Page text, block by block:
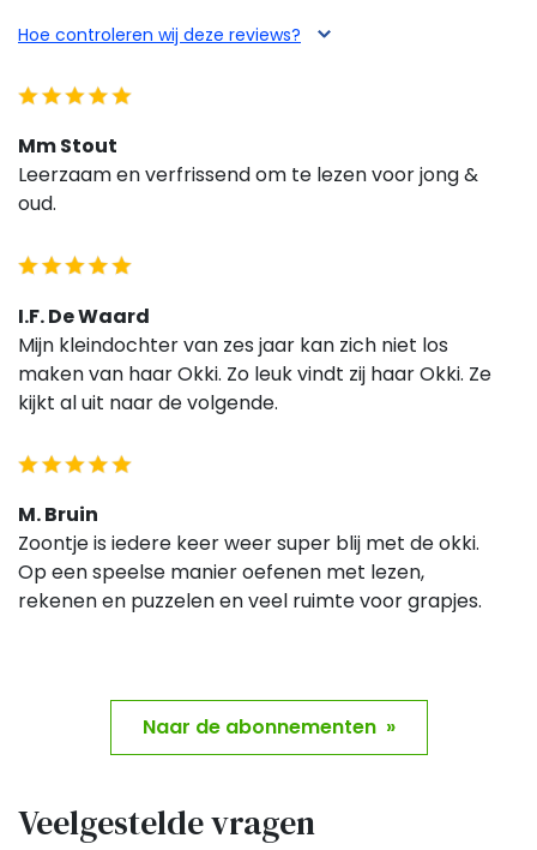
Hoe controleren wij deze reviews?
Mm Stout
Leerzaam en verfrissend om te lezen voor jong &
oud.
I.F. De Waard
Mijn kleindochter van zes jaar kan zich niet los
maken van haar Okki. Zo leuk vindt zij haar Okki. Ze
kijkt al uit naar de volgende.
M. Bruin
Zoontje is iedere keer weer super blij met de okki.
Op een speelse manier oefenen met lezen,
rekenen en puzzelen en veel ruimte voor grapjes.
Naar de abonnementen »
Veelgestelde vragen